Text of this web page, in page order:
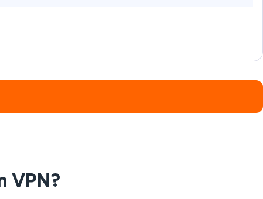
VPN?